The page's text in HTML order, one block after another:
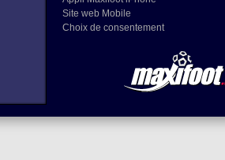
Site web Mobile
Choix de consentement